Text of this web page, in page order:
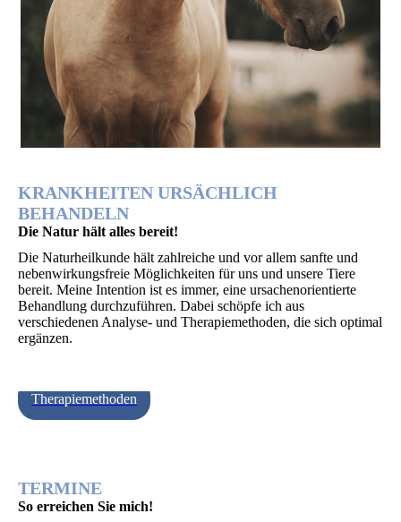
KRANKHEITEN URSÄCHLICH
BEHANDELN
Die Natur hält alles bereit!
Die Naturheilkunde hält zahlreiche und vor allem sanfte und
nebenwirkungsfreie Möglichkeiten für uns und unsere Tiere
bereit. Meine Intention ist es immer, eine ursachenorientierte
Behandlung durchzuführen. Dabei schöpfe ich aus
verschiedenen Analyse- und Therapiemethoden, die sich optimal
ergänzen.
Therapiemethoden
TERMINE
So erreichen Sie mich!